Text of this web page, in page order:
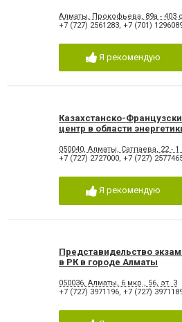
Алматы, Прокофьева, 89а - 403
+7 (727) 2561283 +7 (701)
Я рекомендую
Казахстанско-
центр в области
автоматизированных
050040, Алматы, Сатпаева, 22 - 1
+7 (727) 2727000, +7 (727)
Я рекомендую
Представидельство
в РК в городе Алматы
050036, Алматы, 6 мкр., 56, эт. 3
+7 (727) 3971196, +7 (727)